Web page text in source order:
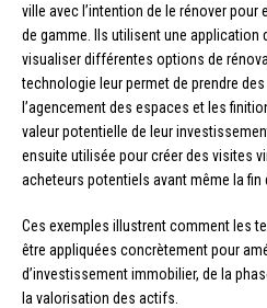
ville avec l’intention de le rénover
de gamme. Ils utilisent une application
visualiser différentes options de
technologie leur permet de prendre
l’agencement des espaces et les
valeur potentielle de leur
ensuite utilisée pour créer des visites
acheteurs potentiels avant même la fin
Ces exemples illustrent comment les
être appliquées concrètement pour
d’investissement immobilier, de la
la valorisation des actifs.